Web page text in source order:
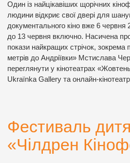
Один із найцікавіших щорічних
людини відкриє свої двері для
документального кіно вже 6 червня
до 13 червня включно. Насичена
покази найкращих стрічок, зокрема
метрів до Андріївки» Мстислава
переглянути у кінотеатрах
Ukraïnka Gallery та онлайн-
Фестиваль
«Чілдрен